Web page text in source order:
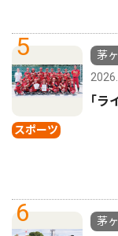
5
スポーツ
茅
｢ラ
6
茅